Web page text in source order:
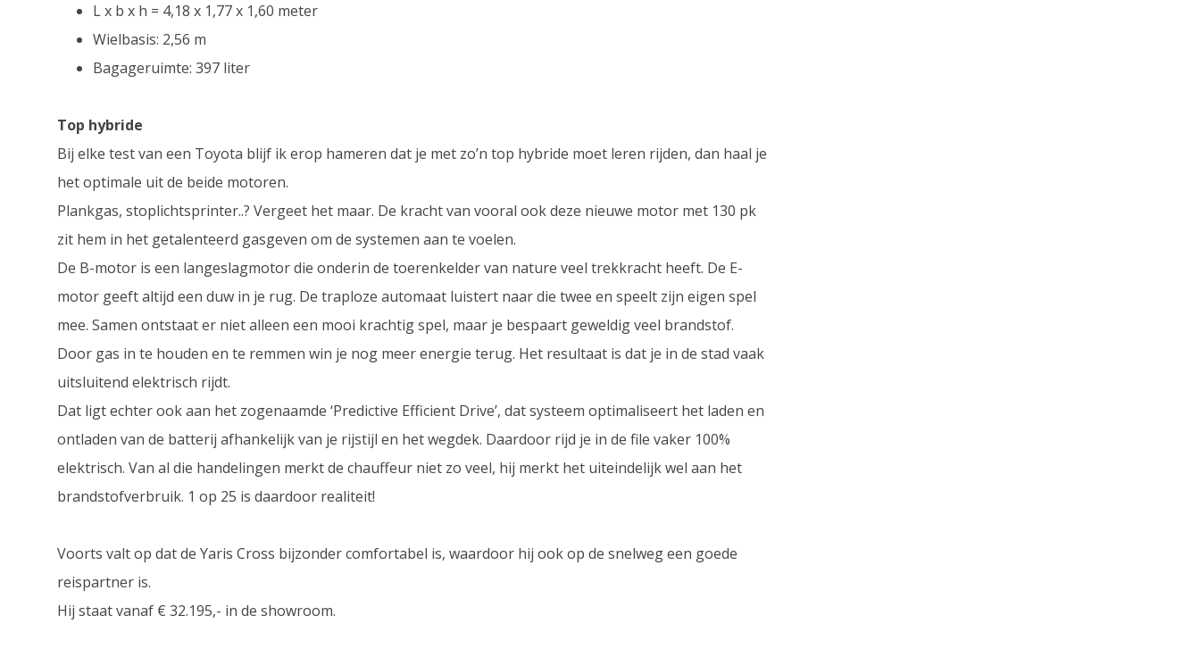
L x b x h = 4,18 x 1,77 x 1,60 meter
Wielbasis: 2,56 m
Bagageruimte: 397 liter
Top hybride
Bij elke test van een Toyota blijf ik erop hameren dat je met zo’n top hybride moet leren rijden, dan haal je
het optimale uit de beide motoren.
Plankgas, stoplichtsprinter..? Vergeet het maar. De kracht van vooral ook deze nieuwe motor met 130 pk
zit hem in het getalenteerd gasgeven om de systemen aan te voelen.
De B-motor is een langeslagmotor die onderin de toerenkelder van nature veel trekkracht heeft. De E-
motor geeft altijd een duw in je rug. De traploze automaat luistert naar die twee en speelt zijn eigen spel
mee. Samen ontstaat er niet alleen een mooi krachtig spel, maar je bespaart geweldig veel brandstof.
Door gas in te houden en te remmen win je nog meer energie terug. Het resultaat is dat je in de stad vaak
uitsluitend elektrisch rijdt.
Dat ligt echter ook aan het zogenaamde ‘Predictive Efficient Drive’, dat systeem optimaliseert het laden en
ontladen van de batterij afhankelijk van je rijstijl en het wegdek. Daardoor rijd je in de file vaker 100%
elektrisch. Van al die handelingen merkt de chauffeur niet zo veel, hij merkt het uiteindelijk wel aan het
brandstofverbruik. 1 op 25 is daardoor realiteit!
Voorts valt op dat de Yaris Cross bijzonder comfortabel is, waardoor hij ook op de snelweg een goede
reispartner is.
Hij staat vanaf € 32.195,- in de showroom.